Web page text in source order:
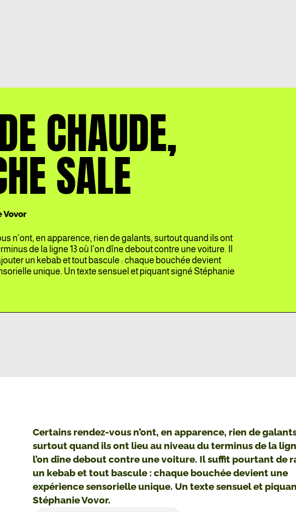
CHAUDE,
SALE
Vovor
n’ont, en apparence, rien de galants, surtout quand ils ont
de la ligne 13 où l’on dîne debout contre une voiture. Il
un kebab et tout bascule : chaque bouchée devient
unique. Un texte sensuel et piquant signé Stéphanie
Certains rendez-vous n’ont, en apparence, rien de
surtout quand ils ont lieu au niveau du terminus de la
l’on dîne debout contre une voiture. Il suffit pourtant de
un kebab et tout bascule : chaque bouchée devient une
expérience sensorielle unique. Un texte sensuel et
Stéphanie Vovor.